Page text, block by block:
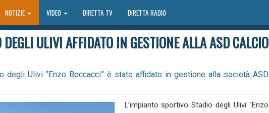
NOTIZIE VIDEO DIRETTA TV DIRETTA RADIO
ULIVI AFFIDATO IN GESTIONE ALLA ASD CALCIO
degli Ulivi “Enzo Boccacci” è stato affidato in gestione alla società ASD
L’impianto sportivo Stadio degli Ulivi “Enzo